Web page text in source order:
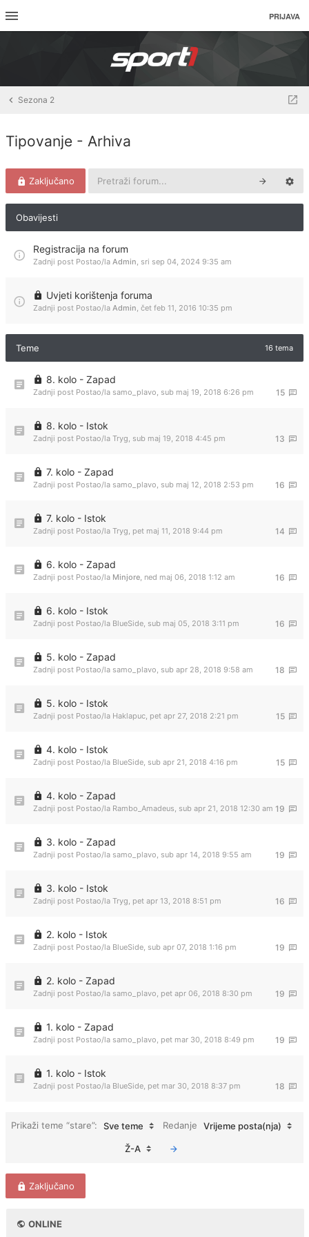
PRIJAVA
Sezona 2
Tipovanje - Arhiva
Zaključano
Obavijesti
Registracija na forum
Zadnji post Postao/la Admin, sri sep 04, 2024 9:35 am
Uvjeti korištenja foruma
Zadnji post Postao/la Admin, čet feb 11, 2016 10:35 pm
Teme 16 tema
8. kolo - Zapad
15
Zadnji post Postao/la samo_plavo, sub maj 19, 2018 6:26 pm
8. kolo - Istok
13
Zadnji post Postao/la Tryg, sub maj 19, 2018 4:45 pm
7. kolo - Zapad
16
Zadnji post Postao/la samo_plavo, sub maj 12, 2018 2:53 pm
7. kolo - Istok
14
Zadnji post Postao/la Tryg, pet maj 11, 2018 9:44 pm
6. kolo - Zapad
16
Zadnji post Postao/la Minjore, ned maj 06, 2018 1:12 am
6. kolo - Istok
16
Zadnji post Postao/la BlueSide, sub maj 05, 2018 3:11 pm
5. kolo - Zapad
18
Zadnji post Postao/la samo_plavo, sub apr 28, 2018 9:58 am
5. kolo - Istok
15
Zadnji post Postao/la Haklapuc, pet apr 27, 2018 2:21 pm
4. kolo - Istok
15
Zadnji post Postao/la BlueSide, sub apr 21, 2018 4:16 pm
4. kolo - Zapad
19
Zadnji post Postao/la Rambo_Amadeus, sub apr 21, 2018 12:30 am
3. kolo - Zapad
19
Zadnji post Postao/la samo_plavo, sub apr 14, 2018 9:55 am
3. kolo - Istok
16
Zadnji post Postao/la Tryg, pet apr 13, 2018 8:51 pm
2. kolo - Istok
19
Zadnji post Postao/la BlueSide, sub apr 07, 2018 1:16 pm
2. kolo - Zapad
19
Zadnji post Postao/la samo_plavo, pet apr 06, 2018 8:30 pm
1. kolo - Zapad
19
Zadnji post Postao/la samo_plavo, pet mar 30, 2018 8:49 pm
1. kolo - Istok
18
Zadnji post Postao/la BlueSide, pet mar 30, 2018 8:37 pm
Prikaži teme “stare”: Sve teme Redanje Vrijeme posta(nja)
Ž-A
Zaključano
ONLINE